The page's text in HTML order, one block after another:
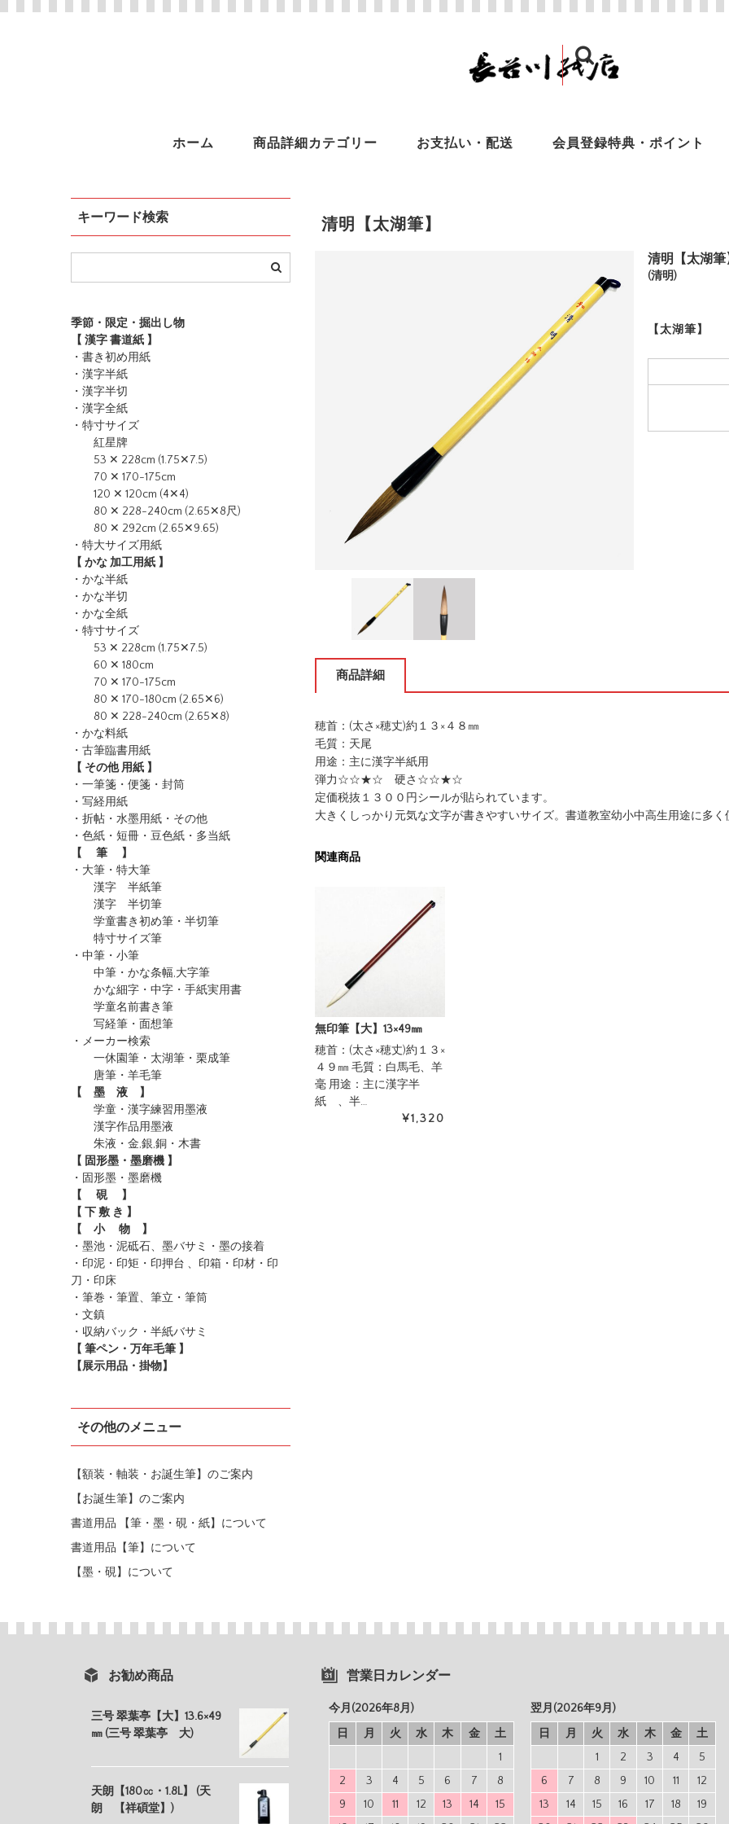
ホーム 商品詳細カテゴリー お支払い・配送 会員登録特典・ポイント
清明【太湖筆】
清明【太湖
(清明)
【太湖筆】
商品詳細
穂首：(太さ×穂丈)約１３×４８㎜
毛質：天尾
用途：主に漢字半紙用
弾力☆☆★☆ 硬さ☆☆★☆
定価税抜１３００円シールが貼られています。
大きくしっかり元気な文字が書きやすいサイズ。書道教室幼小中高生用途に多く
関連商品
無印筆【大】13×49㎜
穂首：(太さ×穂丈)約１３×
４９㎜ 毛質：白馬毛、羊
毫 用途：主に漢字半
紙 、半…
¥1,320
キーワード検索
季節・限定・掘出し物
【 漢字 書道紙 】
・書き初め用紙
・漢字半紙
・漢字半切
・漢字全紙
・特寸サイズ
紅星牌
53 ✕ 228cm (1.75✕7.5)
70 ✕ 170-175cm
120 ✕ 120cm (4✕4)
80 ✕ 228-240cm (2.65✕8尺)
80 ✕ 292cm (2.65✕9.65)
・特大サイズ用紙
【 かな 加工用紙 】
・かな半紙
・かな半切
・かな全紙
・特寸サイズ
53 ✕ 228cm (1.75✕7.5)
60 ✕ 180cm
70 ✕ 170-175cm
80 ✕ 170-180cm (2.65✕6)
80 ✕ 228-240cm (2.65✕8)
・かな料紙
・古筆臨書用紙
【 その他 用紙 】
・一筆箋・便箋・封筒
・写経用紙
・折帖・水墨用紙・その他
・色紙・短冊・豆色紙・多当紙
【 筆 】
・大筆・特大筆
漢字 半紙筆
漢字 半切筆
学童書き初め筆・半切筆
特寸サイズ筆
・中筆・小筆
中筆・かな条幅,大字筆
かな細字・中字・手紙実用書
学童名前書き筆
写経筆・面想筆
・メーカー検索
一休園筆 ・太湖筆 ・栗成筆
唐筆 ・羊毛筆
【 墨 液 】
学童・漢字練習用墨液
漢字作品用墨液
朱液・金,銀,銅・木書
【 固形墨・墨磨機 】
・固形墨 ・墨磨機
【 硯 】
【 下 敷 き 】
【 小 物 】
・墨池・泥砥石、墨バサミ・墨の接着
・印泥・印矩・印押台 、印箱・印材・印
刀・印床
・筆巻・筆置、筆立・筆筒
・文鎮
・収納バック・半紙バサミ
【 筆ペン・万年毛筆 】
【展示用品・掛物】
その他のメニュー
【額装・軸装・お誕生筆】のご案内
【お誕生筆】のご案内
書道用品 【筆・墨・硯・紙】について
書道用品【筆】について
【墨・硯】について
お勧め商品
三号 翠葉亭【大】13.6×49
㎜ (三号 翠葉亭 大)
天朗【180㏄・1.8L】 (天
朗 【祥碩堂】)
営業日カレンダー
今月(2026年8月)
日
月 火 水 木 金
土
1
2
3 4 5 6 7
8
9
10 11 12 13 14
15
翌月(2026年9月)
日
月 火 水 木 金
土
1
2 3 4
5
6
7 8 9 10 11
12
13
14 15 16 17 18
19